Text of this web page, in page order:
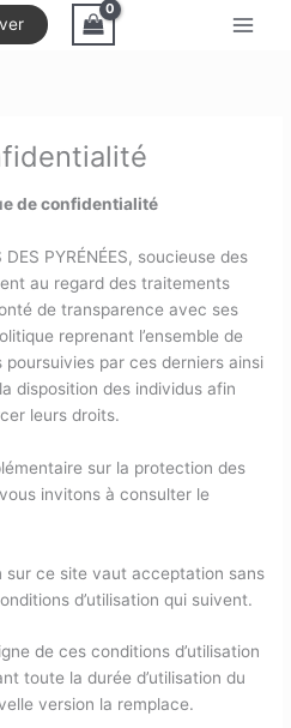
de confidentialité
PYRÉNÉES, soucieuse des
au regard des traitements
de transparence avec ses
reprenant l’ensemble de
par ces derniers ainsi
disposition des individus afin
leurs droits.
sur la protection des
invitons à consulter le
sur ce site vaut acceptation sans
d’utilisation qui suivent.
de ces conditions d’utilisation
toute la durée d’utilisation du
version la remplace.
Pyrénées Gestion du